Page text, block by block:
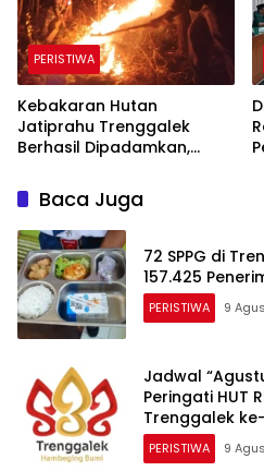
PERISTIWA
Kebakaran Hutan
Jatiprahu Trenggalek
Berhasil Dipadamkan,
SulitBaca Juga
72 SPPG di
157.425
PERISTIWA 9
Jadwal
Peringati HUT
Trenggalek
PERISTIWA 9